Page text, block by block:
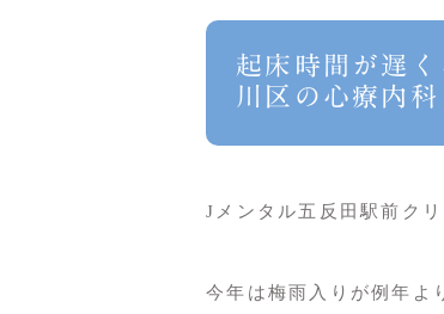
起床時間が遅
川区の心療内
Jメンタル五反田駅前クリ
今年は梅雨入りが例年よ